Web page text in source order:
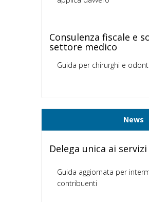
Consulenza fiscale e
settore medico
Guida per chirurghi e
News
Delega unica ai
Guida aggiornata per
contribuenti